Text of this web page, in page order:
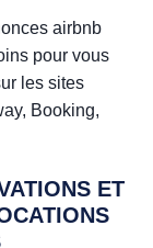
airbnb
pour vous
les sites
Booking,
ET